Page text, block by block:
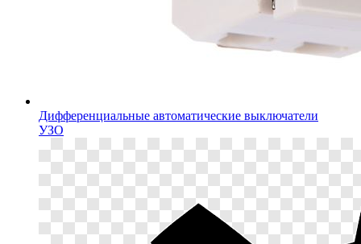
Дифференциальные автоматические выключатели
УЗО